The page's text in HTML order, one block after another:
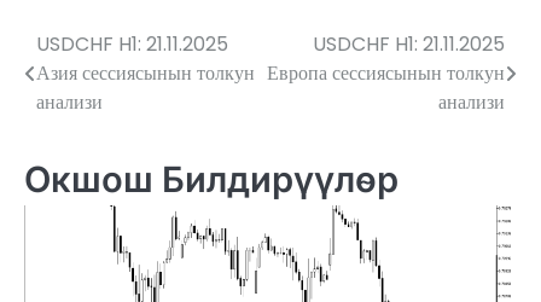
Жазуулар
боюнча
USDCHF H1: 21.11.2025
Азия сессиясынын толкун
анализи
USDCHF H1: 21.11.2025
Европа сессиясынын толкун
анализи
Окшош Билдирүүлөр